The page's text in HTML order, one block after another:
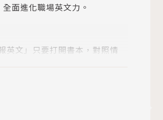
面進化職場英文力。
英文」只要打開書本，對照情
開會的會議記錄怎麼寫？各種